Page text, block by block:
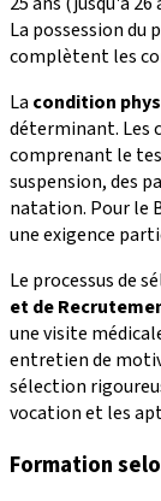
La possession
complètent les
La condition
déterminant. Les
comprenant le
suspension, des
natation. Pour le
une exigence
Le processus de
et de
une visite
entretien de
sélection
vocation et les
Formation